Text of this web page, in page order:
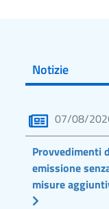
Notizie
07/08/
Provvedimenti
emissione
misure